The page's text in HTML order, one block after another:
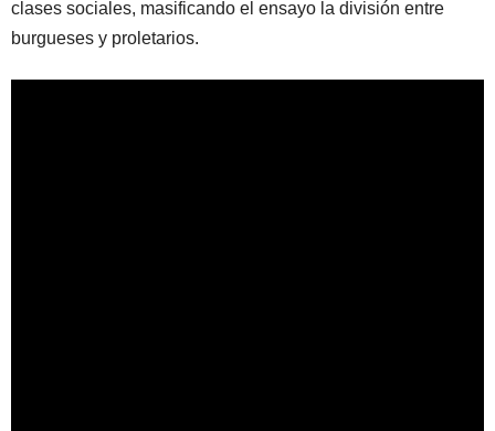
clases sociales, masificando el ensayo la división entre
burgueses y proletarios.